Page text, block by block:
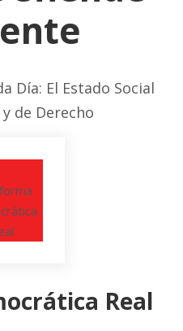
Día: El Estado Social
de Derecho
Real